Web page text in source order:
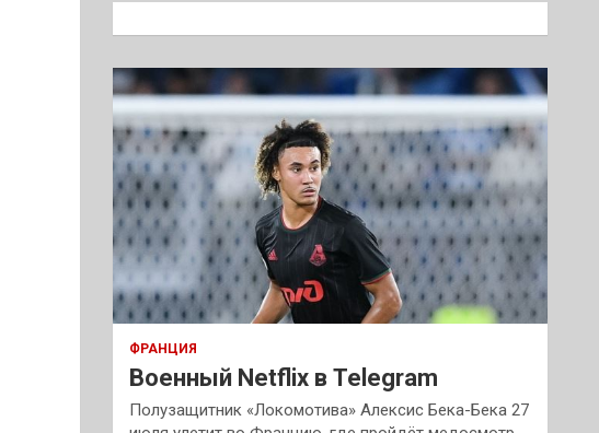
к
ФРАНЦИЯ
Военный Netflix в Telegram
Полузащитник «Локомотива» Алексис Бека-Бека 27